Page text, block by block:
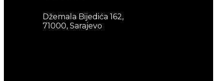
Džemala Bijedića 162,
71000, Sarajevo